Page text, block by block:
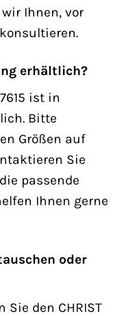
Ihnen, vor
erhältlich?
ist in
Bitte
Größen auf
Sie
passende
Ihnen gerne
oder
den CHRIST